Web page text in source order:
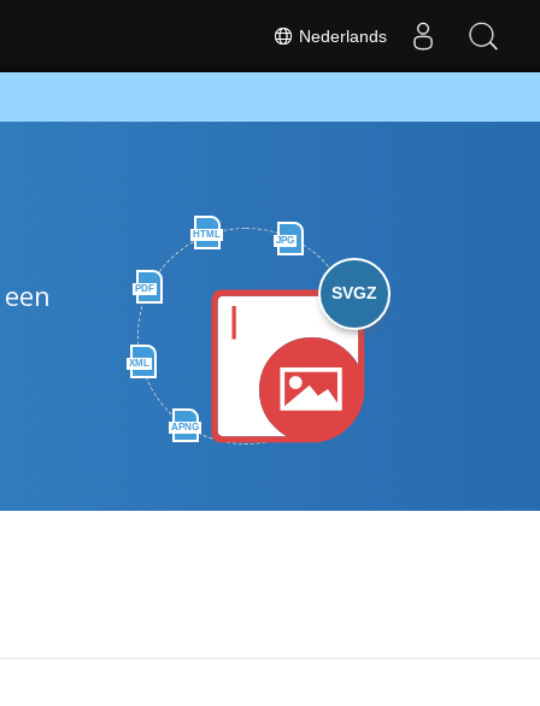
Nederlands
HTML
JPG
PDF
XML
APNG
SVGZ